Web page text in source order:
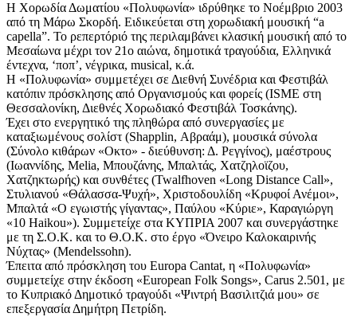
Η Χορωδία Δωματίου «Πολυφωνία» ιδρύθηκε το Νοέμβριο 2003
από τη Μάρω Σκορδή. Ειδικεύεται στη χορωδιακή μουσική “a
capella”. Το ρεπερτόριό της περιλαμβάνει κλασική μουσική από το
Μεσαίωνα μέχρι τον 21ο αιώνα, δημοτικά τραγούδια, Ελληνικά
έντεχνα, ‘ποπ’, νέγρικα, musical, κ.ά.
Η «Πολυφωνία» συμμετέχει σε Διεθνή Συνέδρια και Φεστιβάλ
κατόπιν πρόσκλησης από Οργανισμούς και φορείς (ISME στη
Θεσσαλονίκη, Διεθνές Χορωδιακό Φεστιβάλ Τοσκάνης).
Έχει στο ενεργητικό της πληθώρα από συνεργασίες με
καταξιωμένους σολίστ (Shapplin, Αβραάμ), μουσικά σύνολα
(Σύνολο κιθάρων «Οκτο» - διεύθυνση: Δ. Ρεγγίνος), μαέστρους
(Ιωαννίδης, Melia, Μπουζάνης, Μπαλτάς, Χατζηλοϊζου,
Χατζηκτωρής) και συνθέτες (Twalfhoven «Long Distance Call»,
Στυλιανού «Θάλασσα-Ψυχή», Χριστοδουλίδη «Κρυφοί Ανέμοι»,
Μπαλτά «Ο εγωιστής γίγαντας», Παύλου «Κύριε», Καραγιώργη
«10 Haikou»). Συμμετείχε στα ΚΥΠΡΙΑ 2007 και συνεργάστηκε
με τη Σ.Ο.Κ. και το Θ.Ο.Κ. στο έργο «Όνειρο Καλοκαιρινής
Νύχτας» (Mendelssohn).
Έπειτα από πρόσκληση του Europa Cantat, η «Πολυφωνία»
συμμετείχε στην έκδοση «European Folk Songs», Carus 2.501, με
το Κυπριακό Δημοτικό τραγούδι «Ψιντρή Βασιλιτζιά μου» σε
επεξεργασία Δημήτρη Πετρίδη.